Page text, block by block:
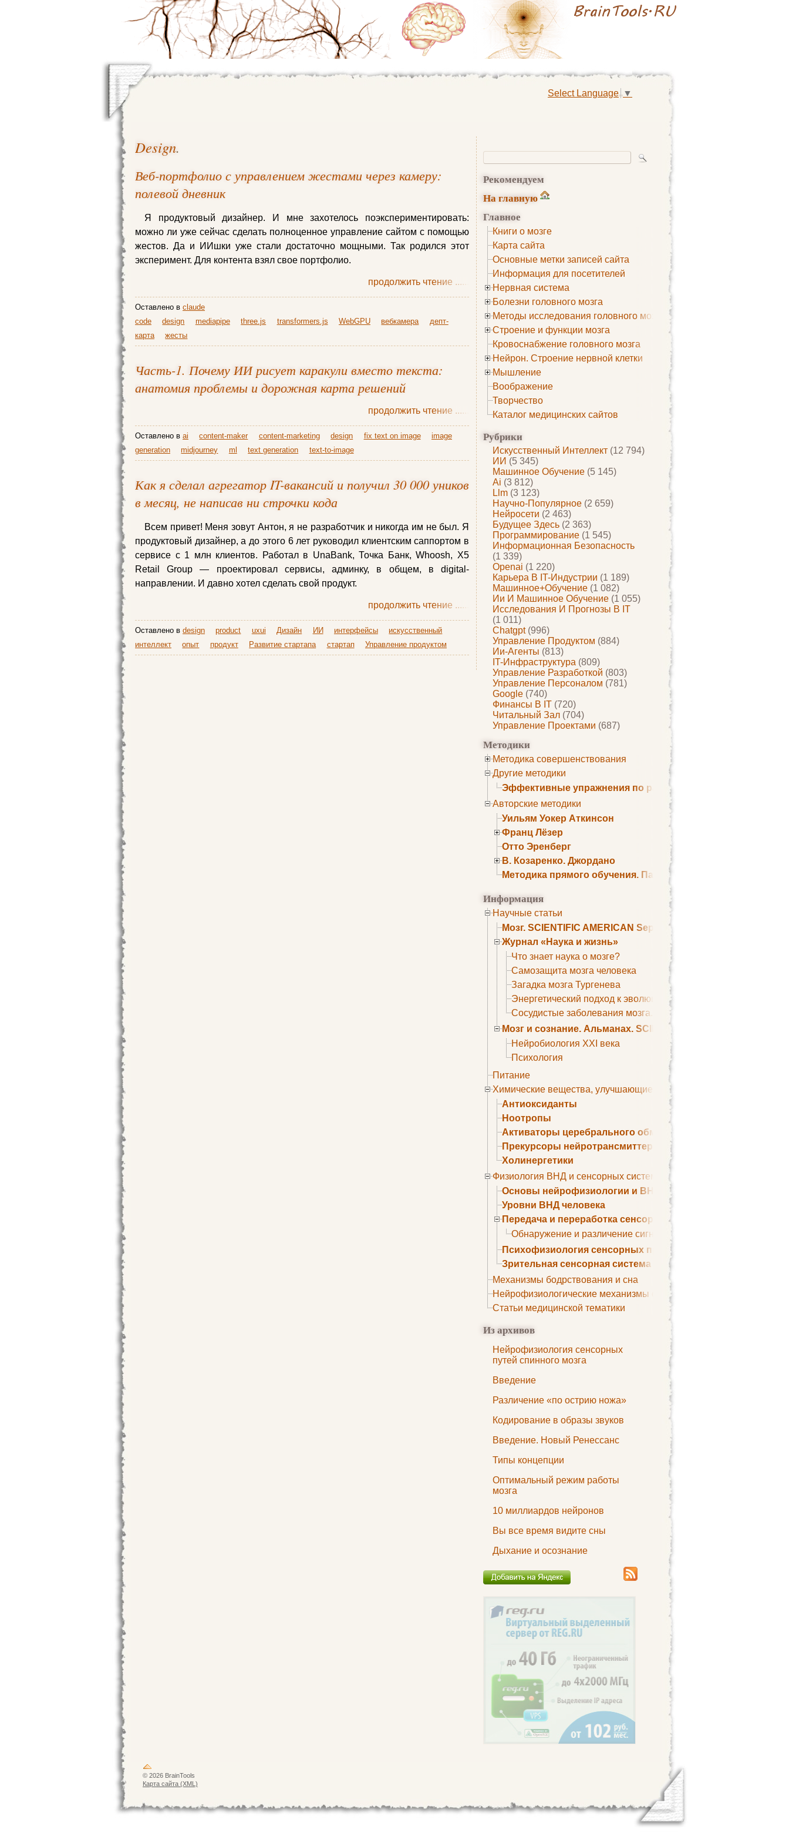
Select Language ▼
Рекомендуем
На главную
Главное
Книги о мозге
Карта сайта
Основные метки записей сайта
Информация для посетителей
Нервная система
Болезни головного мозга
Методы исследования головного мозга
Строение и функции мозга
Кровоснабжение головного мозга
Нейрон. Строение нервной клетки
Мышление
Воображение
Творчество
Каталог медицинских сайтов
Рубрики
Искусственный Интеллект (12 794)
ИИ (5 345)
Машинное Обучение (5 145)
Ai (3 812)
Llm (3 123)
Научно-Популярное (2 659)
Нейросети (2 463)
Будущее Здесь (2 363)
Программирование (1 545)
Информационная Безопасность
(1 339)
Openai (1 220)
Карьера В IT-Индустрии (1 189)
Машинное+обучение (1 082)
Ии И Машинное Обучение (1 055)
Исследования И Прогнозы В IT
(1 011)
Chatgpt(996)
Управление Продуктом (884)
Ии-Агенты (813)
IT-Инфраструктура (809)
Управление Разработкой (803)
Управление Персоналом (781)
Google (740)
Финансы В IT (720)
Читальный Зал (704)
Управление Проектами (687)
Методики
Методика совершенствования
Другие методики
Эффективные упражнения по развитию памяти
Авторские методики
Уильям Уокер Аткинсон
Франц Лёзер
Отто Эренберг
В. Козаренко. Джордано
Методика прямого обучения. Пауль Шелли
Информация
Научные статьи
Мозг. SCIENTIFIC AMERICAN September 1979
Журнал «Наука и жизнь»
Что знает наука о мозге?
Самозащита мозга человека
Загадка мозга Тургенева
Энергетический подход к эволюции мозга
Сосудистые заболевания мозга. Все может начаться с
Мозг и сознание. Альманах. SCIENTIFIC AMERICAN
Нейробиология XXI века
Психология
Питание
Химические вещества, улучшающие умственные способности
Антиоксиданты
Ноотропы
Активаторы церебрального обмена веществ
Прекурсоры нейротрансмиттеров
Холинергетики
Физиология ВНД и сенсорных систем
Основы нейрофизиологии и ВНД
Уровни ВНД человека
Передача и переработка сенсорных сигналов
Обнаружение и различение сигналов. Сенсорная рецепция
Психофизиология сенсорных процессов
Зрительная сенсорная система
Механизмы бодрствования и сна
Нейрофизиологические механизмы сна
Статьи медицинской тематики
Из архивов
Нейрофизиология сенсорных
путей спинного мозга
Введение
Различение «по острию ножа»
Кодирование в образы звуков
Введение. Новый Ренессанс
Типы концепции
Оптимальный режим работы
мозга
10 миллиардов нейронов
Вы все время видите сны
Дыхание и осознание
Design.
Веб-портфолио с управлением жестами через камеру:
полевой дневник
Я продуктовый дизайнер. И мне захотелось поэкспериментировать:
можно ли уже сейчас сделать полноценное управление сайтом с помощью
жестов. Да и ИИшки уже стали достаточно мощными. Так родился этот
эксперимент. Для контента взял свое портфолио.
продолжить чтение ......
Оставлено в claude
code
design mediapipe three.js transformers.js WebGPU вебкамера
депт-
карта
жесты
Часть-1. Почему ИИ рисует каракули вместо текста:
анатомия проблемы и дорожная карта решений
продолжить чтение ......
Оставлено в ai content-maker content-marketing design fix text on image
image
generation
midjourney ml text generation text-to-image
Как я сделал агрегатор IT-вакансий и получил 30 000 уников
в месяц, не написав ни строчки кода
Всем привет! Меня зовут Антон, я не разработчик и никогда им не был. Я
продуктовый дизайнер, а до этого 6 лет руководил клиентским саппортом в
сервисе с 1 млн клиентов. Работал в UnaBank, Точка Банк, Whoosh, X5
Retail Group — проектировал сервисы, админку, в общем, в digital-
направлении. И давно хотел сделать свой продукт.
продолжить чтение ......
Оставлено в design product uxui Дизайн ИИ интерфейсы
искусственный
интеллект
опыт продукт Развитие стартапа стартап Управление продуктом
© 2026 BrainTools
Карта сайта (XML)